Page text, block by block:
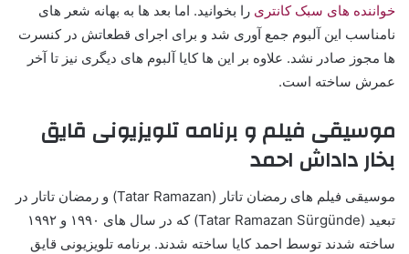
خواننده های سبک کانتری را بخوانید. اما بعد ها به بهانه شعر های
نامناسب این آلبوم جمع آوری شد و برای اجرای قطعاتش در کنسرت
ها مجوز صادر نشد. علاوه بر این ها کایا آلبوم های دیگری نیز تا آخر
عمرش ساخته است.
موسیقی فیلم و برنامه تلویزیونی قایق
بخار داداش احمد
موسیقی فیلم های رمضان تاتار (Tatar Ramazan) و رمضان تاتار در
تبعید (Tatar Ramazan Sürgünde) که در سال های ۱۹۹۰ و ۱۹۹۲
ساخته شدند توسط احمد کایا ساخته شدند. برنامه تلویزیونی قایق